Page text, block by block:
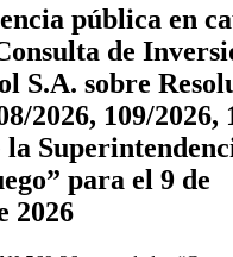
pública en
de
S.A. sobre
2026, 109/2026,
la
para el 9 de
2026